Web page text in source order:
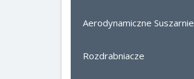
Aerodynamiczne Suszarnie
Rozdrabniacze